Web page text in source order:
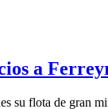
a
su flota de gran